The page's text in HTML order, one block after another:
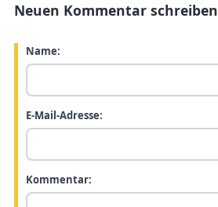
Neuen Kommentar schreiben
Name:
E-Mail-Adresse:
Kommentar: